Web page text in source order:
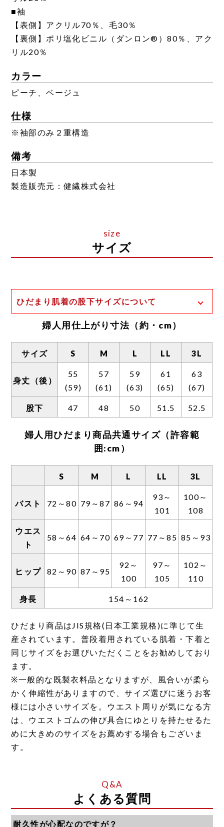
■袖
【表側】アクリル70％、毛30％
【裏側】ポリ塩化ビニル（ダンロン®）80％、アク
リル20％
カラー
ピーチ、ベージュ
仕様
※袖部のみ２重構造
備考
日本製
製造販売元：健繊株式会社
サイズ
ひだまり肌着の股下サイズについて
一般的な股下の計測方法は、足の付け根から
ひだまり肌着の場合、股上が深く、前股上と
後股上のサイズ差が大きいため、独自の計測
方法を用いております。
そのため、一般的な計測方法に置き換えた場
た長さとなります。
また、以下の理由からボトムの丈が短めの設
定となっております。
●生地に厚みがあり、靴下をはいた場合、肌着
と重なる部分が膨れてしまうのを防ぐため。
婦人用仕上がり寸法（約・cm）
サイズ S M L LL 3L
身丈（後）
55
(59)
57
(61)
59
(63)
61
(65)
63
(67)
股下 47 48 50 51.5 52.5
婦人用ひだまり商品共通サイズ（許容範
囲:cm）
S M L LL 3L
バスト 72～80 79～87 86～94
93～
101
100～
108
ウエス
ト
58～64 64～70 69～77 77～85 85～93
ヒップ 82～90 87～95
92～
100
97～
105
102～
110
身長 154～162
ひだまり商品はJIS規格(日本工業規格)に準じて生
産されています。普段着用されている肌着・下着と
同じサイズをお選びいただくことをお勧めしており
ます。
※一般的な既製衣料品となりますが、風合いが柔ら
かく伸縮性がありますので、サイズ選びに迷うお客
様には小さいサイズを。ウエスト周りが気になる方
は、ウエストゴムの伸び具合にゆとりを持たせるた
めに大きめのサイズをお薦めする場合もございま
す。
よくある質問
耐久性が心配なのですが？